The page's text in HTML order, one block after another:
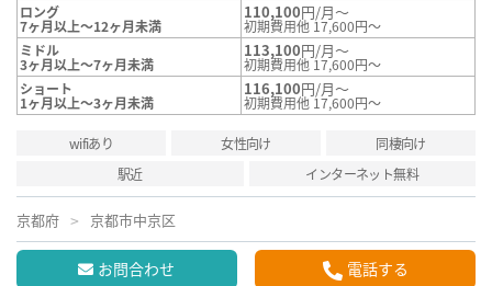
ロング
7ヶ月以上～12ヶ月未満
110,100円/月～
初期費用他 17,600円～
ミドル
3ヶ月以上～7ヶ月未満
113,100円/月～
初期費用他 17,600円～
ショート
1ヶ月以上～3ヶ月未満
116,100円/月～
初期費用他 17,600円～
wifiあり 女性向け
同棲向け
駅近
インターネット無料
京都府 京都市中京区
お問合わせ 電話する